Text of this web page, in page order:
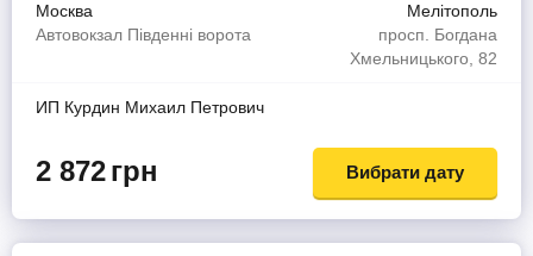
Москва
Мелітополь
Автовокзал Південні ворота
просп. Богдана
Хмельницького, 82
ИП Курдин Михаил Петрович
2 872грн Вибрати дату